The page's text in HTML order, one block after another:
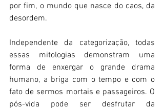
por fim, o mundo que nasce do caos, da
desordem.
Independente da categorização, todas
essas mitologias demonstram uma
forma de enxergar o grande drama
humano, a briga com o tempo e com o
fato de sermos mortais e passageiros. O
pós-vida pode ser desfrutar da